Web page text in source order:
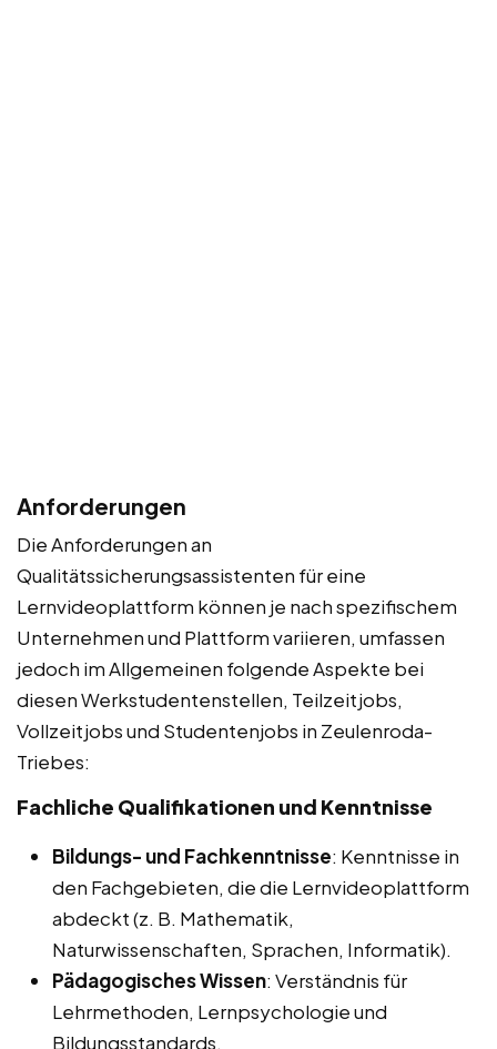
Anforderungen
Die Anforderungen an
Qualitätssicherungsassistenten für eine
Lernvideoplattform können je nach spezifischem
Unternehmen und Plattform variieren, umfassen
jedoch im Allgemeinen folgende Aspekte bei
diesen Werkstudentenstellen, Teilzeitjobs,
Vollzeitjobs und Studentenjobs in Zeulenroda-
Triebes:
Fachliche Qualifikationen und Kenntnisse
Bildungs- und Fachkenntnisse: Kenntnisse in
den Fachgebieten, die die Lernvideoplattform
abdeckt (z. B. Mathematik,
Naturwissenschaften, Sprachen, Informatik).
Pädagogisches Wissen: Verständnis für
Lehrmethoden, Lernpsychologie und
Bildungsstandards.